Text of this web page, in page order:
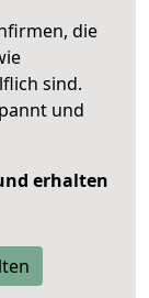
die
sind.
und
erhalten